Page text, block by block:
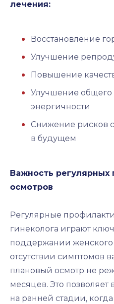
лечения:
Восстановление
Улучшение
Повышение
Улучшение общего
энергичности
Снижение рисков
в будущем
Важность регулярных
осмотров
Регулярные
гинеколога играют
поддержании
отсутствии симптомов
плановый осмотр не
месяцев. Это позволяет
на ранней стадии,